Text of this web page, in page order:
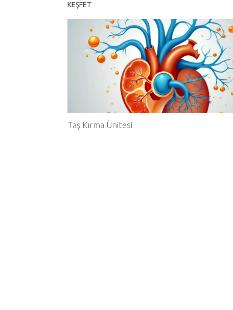
KEŞFET
Taş Kırma Ünitesi